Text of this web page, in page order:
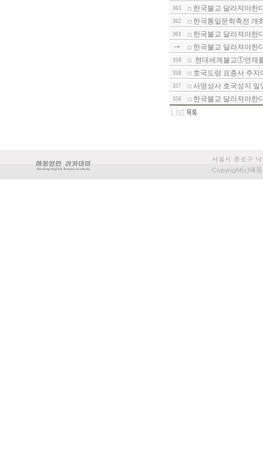
363 한국불교 달라져야한
362 한국통일문학축전 개
361
한국불교 달라져야한
한국불교 달라져야한
359 현대세계불교①연재
358 호국도량 표충사 주지
357 사명성사 호국성지 밀
356 한국불교 달라져야한